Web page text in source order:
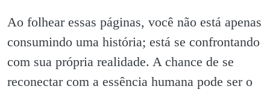
Ao folhear essas páginas, você não está apenas
consumindo uma história; está se confrontando
com sua própria realidade. A chance de se
reconectar com a essência humana pode ser o